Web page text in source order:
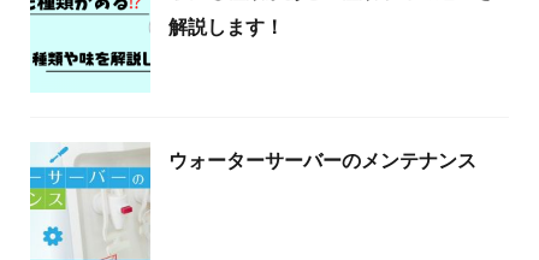
解説します！
ウォーターサーバーのメンテナンス